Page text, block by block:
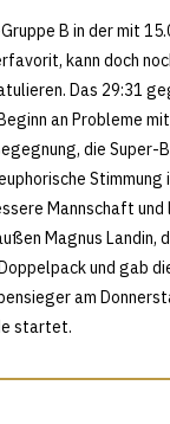
B in der mit
kann doch
Das 29:31
an Probleme
die
Mannschaft
Magnus
und gab
am
startet.